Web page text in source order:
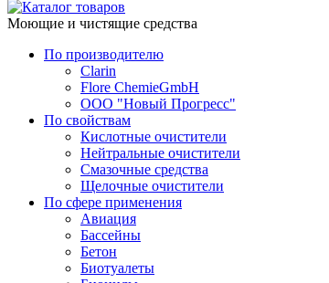
Моющие и чистящие средства
По производителю
Clarin
Flore ChemieGmbH
ООО "Новый Прогресс"
По свойствам
Кислотные очистители
Нейтральные очистители
Смазочные средства
Щелочные очистители
По сфере применения
Авиация
Бассейны
Бетон
Биотуалеты